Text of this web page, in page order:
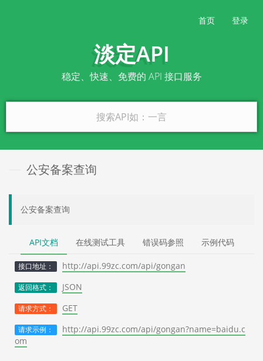
首页 登录
淡定API
稳定、快速、免费的 API 接口服务
公安备案查询
公安备案查询
API文档 在线测试工具 错误码参照 示例代码
接口地址： http://api.99zc.com/api/gongan
返回格式： JSON
请求方式： GET
请求示例：
http://api.99zc.com/api/gongan?name=baidu.c
om